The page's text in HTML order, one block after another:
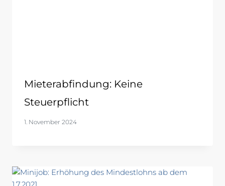
Mieterabfindung: Keine
Steuerpflicht
1. November 2024